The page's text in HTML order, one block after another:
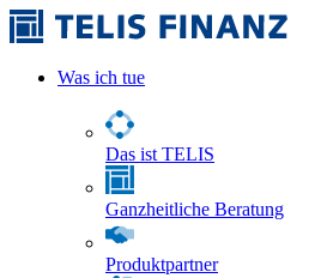
Was ich tue
Das ist TELIS
Ganzheitliche Beratung
Produktpartner